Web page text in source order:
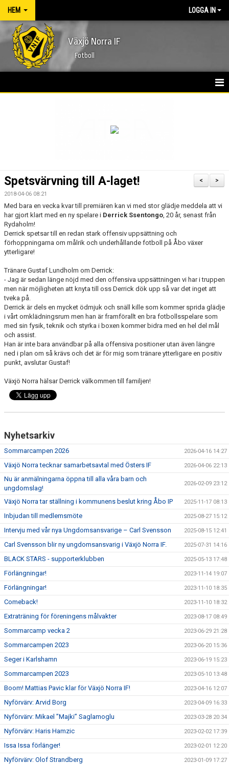
HEM LOGGA IN
Växjö Norra IF
Fotboll
KALENDER
MATCHER
MEDLEM
FÖLJ OSS PÅ FACEBOOK
>
<
Spetsvärvning till A-laget!
2018-04-06 08:21
Med bara en vecka kvar till premiären kan vi med stor glädje meddela att vi
har gjort klart med en ny spelare i Derrick Ssentongo, 20 år, senast från
Rydaholm!
Derrick spetsar till en redan stark offensiv uppsättning och
förhoppningarna om målrik och underhållande fotboll på Åbo växer
ytterligare!
Tränare Gustaf Lundholm om Derrick:
- Jag är sedan länge nöjd med den offensiva uppsättningen vi har i truppen
men när möjligheten att knyta till oss Derrick dök upp så var det inget att
tveka på.
Derrick är dels en mycket ödmjuk och snäll kille som kommer sprida glädje
i vårt omklädningsrum men han är framförallt en bra fotbollsspelare som
med sin fysik, teknik och styrka i boxen kommer bidra med en hel del mål
och assist.
Han är inte bara användbar på alla offensiva positioner utan även längre
ned i plan om så krävs och det är för mig som tränare ytterligare en positiv
punkt, avslutar Gustaf!
Växjö Norra hälsar Derrick välkommen till familjen!
Nyhetsarkiv
Sommarcampen 2026 2026-04-16 14:27
Växjö Norra tecknar samarbetsavtal med Östers IF 2026-04-06 22:13
Nu är anmälningarna öppna till alla våra barn och
ungdomslag!
2026-02-09 23:12
Växjö Norra tar ställning i kommunens beslut kring Åbo IP 2025-11-17 08:13
Inbjudan till medlemsmöte 2025-08-27 15:12
Intervju med vår nya Ungdomsansvarige – Carl Svensson 2025-08-15 12:41
Carl Svensson blir ny ungdomsansvarig i Växjö Norra IF. 2025-07-31 14:16
BLACK STARS - supporterklubben 2025-05-13 17:48
Förlängningar! 2023-11-14 19:07
Förlängningar! 2023-11-10 18:35
Comeback! 2023-11-10 18:32
Extraträning för föreningens målvakter 2023-08-17 08:49
Sommarcamp vecka 2 2023-06-29 21:28
Sommarcampen 2023 2023-06-20 15:36
Seger i Karlshamn 2023-06-19 15:23
Sommarcampen 2023 2023-05-10 13:48
Boom! Mattias Pavic klar för Växjö Norra IF! 2023-04-16 12:07
Nyförvärv: Arvid Borg 2023-04-09 16:33
Nyförvärv: Mikael ”Majki” Saglamoglu 2023-03-28 20:34
Nyförvärv: Haris Hamzic 2023-02-02 17:39
Issa Issa förlänger! 2023-02-01 12:20
Nyförvärv: Olof Strandberg 2023-01-09 17:27